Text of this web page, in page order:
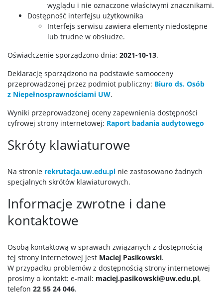
wyglądu i nie oznaczone właściwymi znacznikami.
Dostępność interfejsu użytkownika
Interfejs serwisu zawiera elementy niedostępne
lub trudne w obsłudze.
Oświadczenie sporządzono dnia: 2021-10-13.
Deklarację sporządzono na podstawie samooceny
przeprowadzonej przez podmiot publiczny: Biuro ds. Osób
z Niepełnosprawnościami UW.
Wyniki przeprowadzonej oceny zapewnienia dostępności
cyfrowej strony internetowej: Raport badania audytowego
Skróty klawiaturowe
Na stronie rekrutacja.uw.edu.pl nie zastosowano żadnych
specjalnych skrótów klawiaturowych.
Informacje zwrotne i dane
kontaktowe
Osobą kontaktową w sprawach związanych z dostępnością
tej strony internetowej jest Maciej Pasikowski.
W przypadku problemów z dostępnością strony internetowej
prosimy o kontakt: e-mail: maciej.pasikowski@uw.edu.pl,
telefon 22 55 24 046.